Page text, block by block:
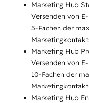
Marketing Hub
Versenden von
5-Fachen der
Marketing Hub
Versenden von
10-Fachen der
Marketing Hub